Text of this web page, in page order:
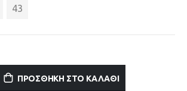
43
ΠΡΟΣΘΗΚΗ ΣΤΟ ΚΑΛΑΘΙ